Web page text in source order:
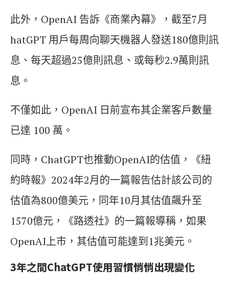
此外，OpenAI 告訴《商業內幕》，截至7月
hatGPT 用戶每周向聊天機器人發送180億則訊
息、每天超過25億則訊息、或每秒2.9萬則訊
息。
不僅如此，OpenAI 日前宣布其企業客戶數量
已達 100 萬。
同時，ChatGPT也推動OpenAI的估值，《紐
約時報》2024年2月的一篇報告估計該公司的
估值為800億美元，同年10月其估值飆升至
1570億元，《路透社》的一篇報導稱，如果
OpenAI上市，其估值可能達到1兆美元。
3年之間ChatGPT使用習慣悄悄出現變化